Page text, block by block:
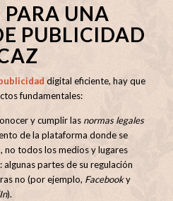
PARA UNA
PUBLICIDAD
digital eficiente, hay que
fundamentales:
y cumplir las normas legales
de la plataforma donde se
no todos los medios y lugares
algunas partes de su regulación
no (por ejemplo, Facebooky
).